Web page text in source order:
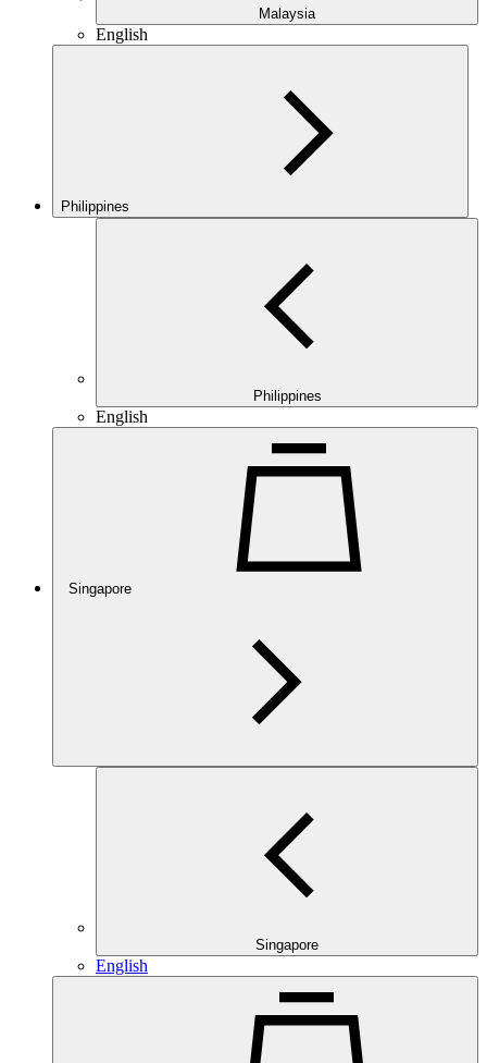
Malaysia
English
Philippines
Philippines
English
Singapore
Singapore
English